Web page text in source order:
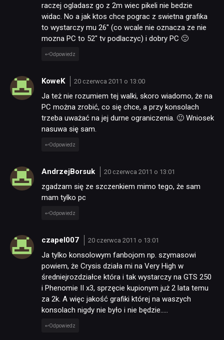
raczej ogladasz go z 2m wiec pikeli nie bedzie
widac. No a jak ktos chce pograc z swietna grafika
to wystarczy mu 26″ (co wcale nie oznacza ze nie
mozna PC to 52″ tv podlaczyc) i dobry PC 🙂
Odpowiedz
KoweK 20 czerwca 2011 o 13:00
Ja też nie rozumiem tej walki, skoro wiadomo, że na
PC można zrobić, co się chce, a przy konsolach
trzeba uważać na jej durne ograniczenia. 🙂 Wniosek
nasuwa się sam.
Odpowiedz
AndrzejBorsuk 20 czerwca 2011 o 13:01
zgadzam się ze szczenkiem mimo tego, że sam
mam tylko pc
Odpowiedz
czapel007 20 czerwca 2011 o 13:01
Ja tylko konsolowym fanbojom np. szymasowi
powiem, że Crysis działa mi na Very High w
średniejrozdziałce która i tak wystarczy na GTS 250
i Phenomie II x3, sprzęcie kupionym już 2 lata temu
za 2k. A więc jakość grafiki której na waszych
konsolach nigdy nie było i nie będzie…..
Odpowiedz